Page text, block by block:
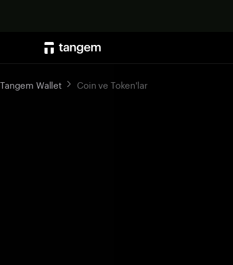
Tangem Wallet Coin ve Token'lar